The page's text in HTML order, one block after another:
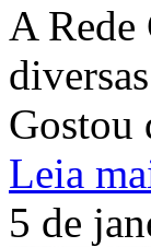
A Rede
Gostou
Leia
5 de